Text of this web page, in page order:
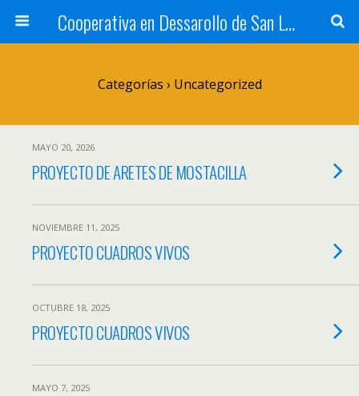
Cooperativa en Dessarollo de San Luis
Categorías › Uncategorized
MAYO 20, 2026
PROYECTO DE ARETES DE MOSTACILLA
NOVIEMBRE 11, 2025
PROYECTO CUADROS VIVOS
OCTUBRE 18, 2025
PROYECTO CUADROS VIVOS
MAYO 7, 2025